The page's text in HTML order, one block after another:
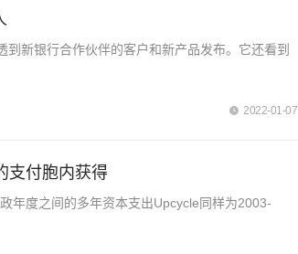
新银行合作伙伴的客户和新产品发布。它还看到
2022-01-07
支付胞内获得
年度之间的多年资本支出Upcycle同样为2003-